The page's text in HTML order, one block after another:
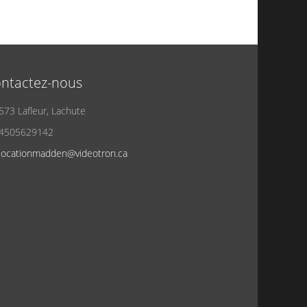
nous
Lafleur, Lachute